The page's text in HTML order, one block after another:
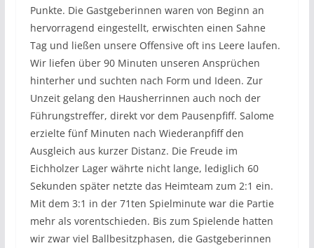
Punkte. Die Gastgeberinnen waren von Beginn an
hervorragend eingestellt, erwischten einen Sahne
Tag und ließen unsere Offensive oft ins Leere laufen.
Wir liefen über 90 Minuten unseren Ansprüchen
hinterher und suchten nach Form und Ideen. Zur
Unzeit gelang den Hausherrinnen auch noch der
Führungstreffer, direkt vor dem Pausenpfiff. Salome
erzielte fünf Minuten nach Wiederanpfiff den
Ausgleich aus kurzer Distanz. Die Freude im
Eichholzer Lager währte nicht lange, lediglich 60
Sekunden später netzte das Heimteam zum 2:1 ein.
Mit dem 3:1 in der 71ten Spielminute war die Partie
mehr als vorentschieden. Bis zum Spielende hatten
wir zwar viel Ballbesitzphasen, die Gastgeberinnen